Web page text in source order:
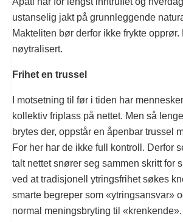
ustanselig jakt på grunnleggende
Makteliten bør derfor ikke frykte
nøytralisert.
Frihet en trussel
I motsetning til før i tiden har
kollektiv friplass på nettet. Men så
brytes der, oppstår en åpenbar trussel
For her har de ikke full kontroll. Derfor
talt nettet snører seg sammen skritt for
ved at tradisjonell ytringsfrihet søkes
smarte begreper som «ytringsansvar»
normal meningsbryting til «krenkende».